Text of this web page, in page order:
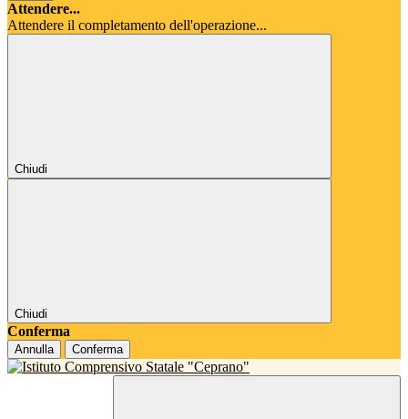
Attendere...
Attendere il completamento dell'operazione...
Chiudi
Chiudi
Conferma
Annulla Conferma